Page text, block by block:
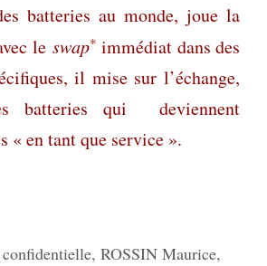
batteries au monde, joue la
le swap* immédiat dans des
il mise sur l’échange,
batteries qui deviennent
« en tant que service ».
, ROSSIN Maurice,